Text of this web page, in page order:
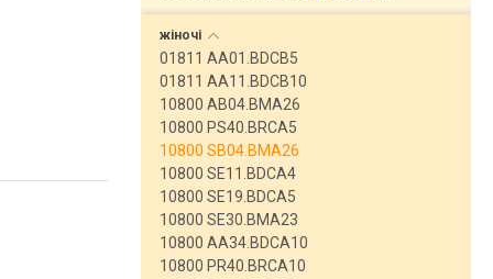
жіночі
01811 AA01.BDCB5
01811 AA11.BDCB10
10800 AB04.BMA26
10800 PS40.BRCA5
10800 SB04.BMA26
10800 SE11.BDCA4
10800 SE19.BDCA5
10800 SE30.BMA23
10800 AA34.BDCA10
10800 PR40.BRCA10